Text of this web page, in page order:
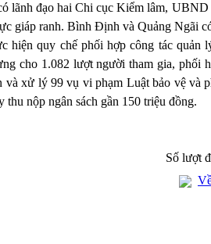
lãnh đạo hai Chi cục Kiểm lâm,
giáp ranh. Bình Định và Quảng Ngãi
hiện quy chế phối hợp công tác
cho 1.082 lượt người tham gia, phối
và xử lý 99 vụ vi phạm Luật bảo vệ và
thu nộp ngân sách gần 150 triệu đồng.
Số lượt